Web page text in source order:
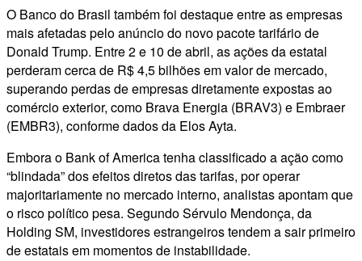
O Banco do Brasil também foi destaque entre as empresas
mais afetadas pelo anúncio do novo pacote tarifário de
Donald Trump. Entre 2 e 10 de abril, as ações da estatal
perderam cerca de R$ 4,5 bilhões em valor de mercado,
superando perdas de empresas diretamente expostas ao
comércio exterior, como Brava Energia (BRAV3) e Embraer
(EMBR3), conforme dados da Elos Ayta.
Embora o Bank of America tenha classificado a ação como
“blindada” dos efeitos diretos das tarifas, por operar
majoritariamente no mercado interno, analistas apontam que
o risco político pesa. Segundo Sérvulo Mendonça, da
Holding SM, investidores estrangeiros tendem a sair primeiro
de estatais em momentos de instabilidade.